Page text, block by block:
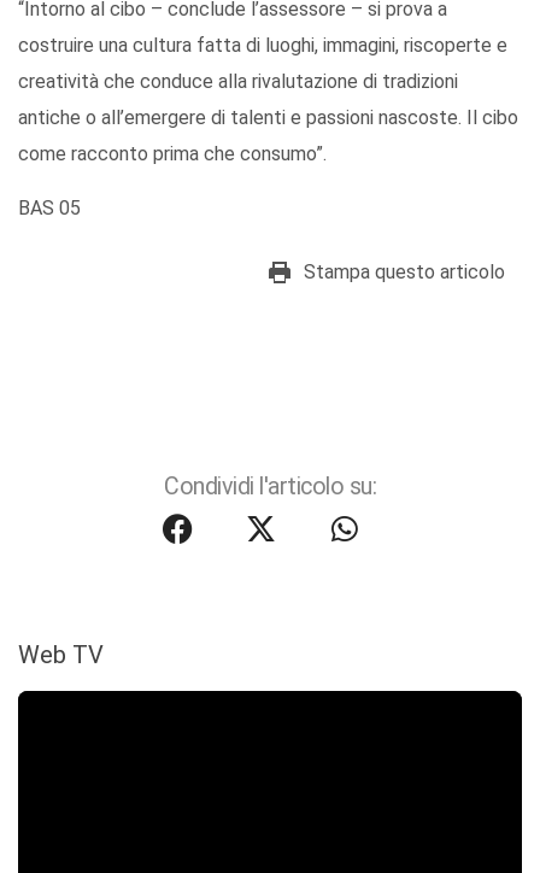
“Intorno al cibo – conclude l’assessore – si prova a
costruire una cultura fatta di luoghi, immagini, riscoperte e
creatività che conduce alla rivalutazione di tradizioni
antiche o all’emergere di talenti e passioni nascoste. Il cibo
come racconto prima che consumo”.
BAS 05
Stampa questo articolo
Condividi l'articolo su:
Web TV